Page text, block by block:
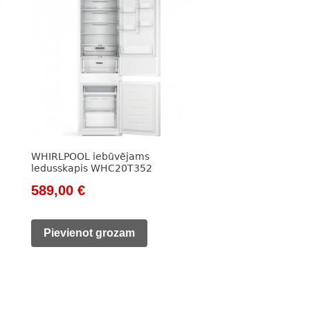
WHIRLPOOL iebūvējams
ledusskapis WHC20T352
Original
was:
589,00€Current
is:
Pievienot grozam